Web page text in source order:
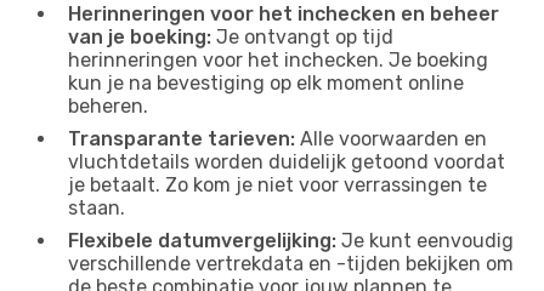
Herinneringen voor het inchecken en beheer
van je boeking: Je ontvangt op tijd
herinneringen voor het inchecken. Je boeking
kun je na bevestiging op elk moment online
beheren.
Transparante tarieven: Alle voorwaarden en
vluchtdetails worden duidelijk getoond voordat
je betaalt. Zo kom je niet voor verrassingen te
staan.
Flexibele datumvergelijking: Je kunt eenvoudig
verschillende vertrekdata en -tijden bekijken om